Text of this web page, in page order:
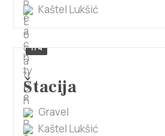
Villa Nika, Kamberovo šetalište 30,
21216 Kaštel Stari, Hrvatska
Kaštel Lukšić
1/4
Štacija
Gravel
Kaštel Lukšić